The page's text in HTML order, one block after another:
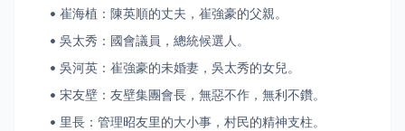
崔海植：陳英順的丈夫，崔強豪的父親。
吳太秀：國會議員，總統候選人。
吳河英：崔強豪的未婚妻，吳太秀的女兒。
宋友壁：友壁集團會長，無惡不作，無利不鑽。
里長：管理昭友里的大小事，村民的精神支柱。